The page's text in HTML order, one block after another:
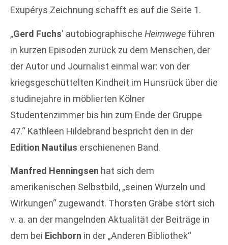
Exupérys Zeichnung schafft es auf die Seite 1.
„Gerd Fuchs‘ autobiographische Heimwege führen
in kurzen Episoden zurück zu dem Menschen, der
der Autor und Journalist einmal war: von der
kriegsgeschüttelten Kindheit im Hunsrück über die
studinejahre in möblierten Kölner
Studentenzimmer bis hin zum Ende der Gruppe
47.“ Kathleen Hildebrand bespricht den in der
Edition Nautilus erschienenen Band.
Manfred Henningsen hat sich dem
amerikanischen Selbstbild, „seinen Wurzeln und
Wirkungen“ zugewandt. Thorsten Gräbe stört sich
v. a. an der mangelnden Aktualität der Beiträge in
dem bei Eichborn in der „Anderen Bibliothek“